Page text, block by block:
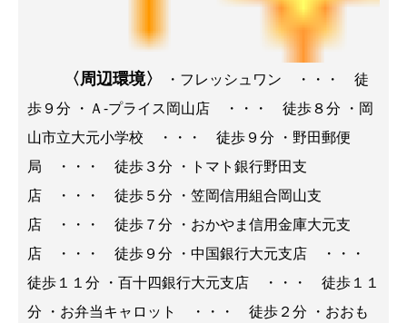
〈周辺環境〉
・フレッシュワン ・・・ 徒
歩９分 ・Ａ-プライス岡山店 ・・・ 徒歩８分 ・岡
山市立大元小学校 ・・・ 徒歩９分 ・野田郵便
局 ・・・ 徒歩３分 ・トマト銀行野田支
店 ・・・ 徒歩５分 ・笠岡信用組合岡山支
店 ・・・ 徒歩７分 ・おかやま信用金庫大元支
店 ・・・ 徒歩９分 ・中国銀行大元支店 ・・・
徒歩１１分 ・百十四銀行大元支店 ・・・ 徒歩１１
分 ・お弁当キャロット ・・・ 徒歩２分 ・おおも